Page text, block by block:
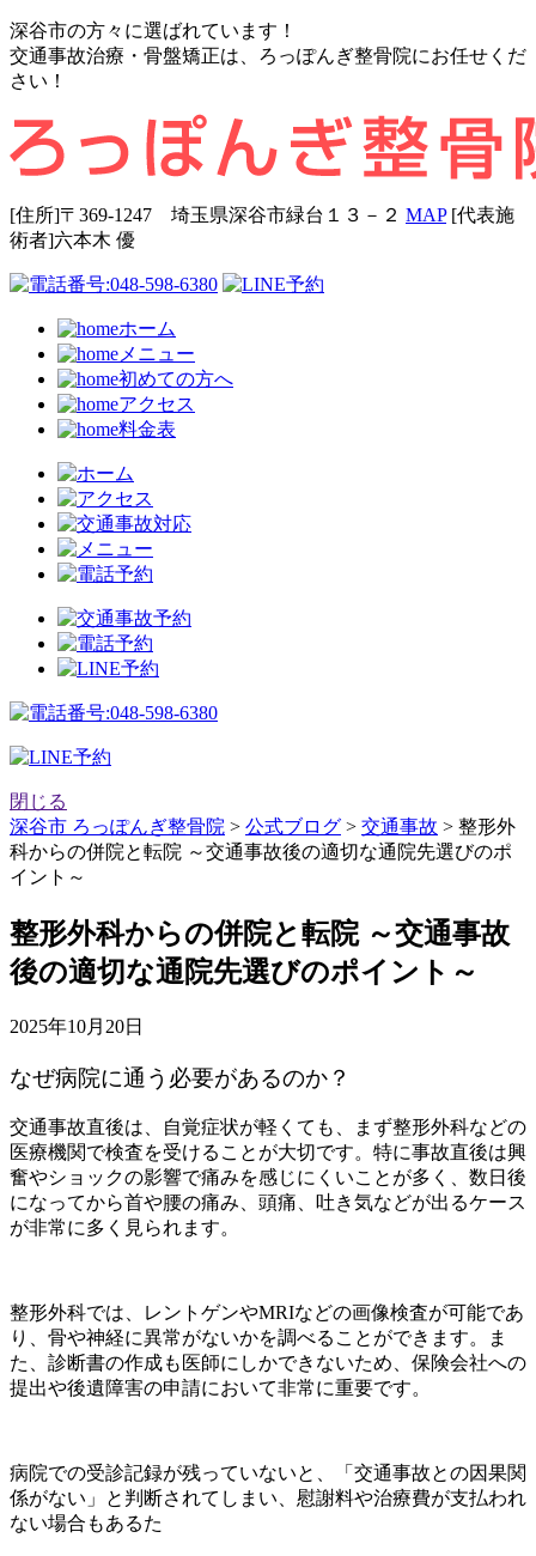
深谷市の方々に選ばれています！
交通事故治療・骨盤矯正は、ろっぽんぎ整骨院にお任せくだ
さい！
[住所]〒369-1247 埼玉県深谷市緑台１３－２ MAP[代表施
術者]六本⽊ 優
ホーム
メニュー
初めての方へ
アクセス
料金表
閉じる
深谷市 ろっぽんぎ整骨院 > 公式ブログ > 交通事故 > 整形外
科からの併院と転院 ～交通事故後の適切な通院先選びのポ
イント～
整形外科からの併院と転院 ～交通事故
後の適切な通院先選びのポイント～
2025年10月20日
なぜ病院に通う必要があるのか？
交通事故直後は、自覚症状が軽くても、まず整形外科などの
医療機関で検査を受けることが大切です。特に事故直後は興
奮やショックの影響で痛みを感じにくいことが多く、数日後
になってから首や腰の痛み、頭痛、吐き気などが出るケース
が非常に多く見られます。
整形外科では、レントゲンやMRIなどの画像検査が可能であ
り、骨や神経に異常がないかを調べることができます。ま
た、診断書の作成も医師にしかできないため、保険会社への
提出や後遺障害の申請において非常に重要です。
病院での受診記録が残っていないと、「交通事故との因果関
係がない」と判断されてしまい、慰謝料や治療費が支払われ
ない場合もあるた